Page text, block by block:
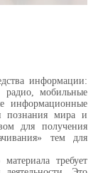
информации:
радио, мобильные
информационные
познания мира и
для получения
тем для
требует